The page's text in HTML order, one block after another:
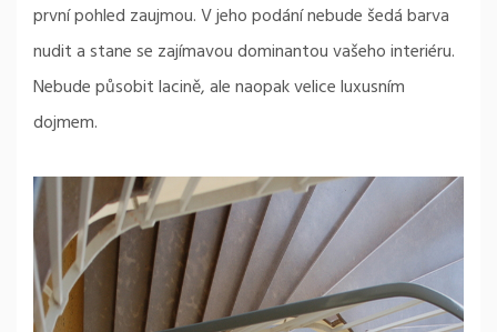
první pohled zaujmou. V jeho podání nebude šedá barva
nudit a stane se zajímavou dominantou vašeho interiéru.
Nebude působit lacině, ale naopak velice luxusním
dojmem.